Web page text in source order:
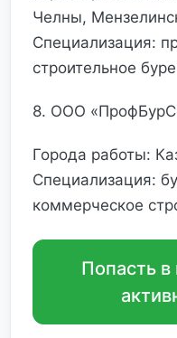
Челны,
Специализация:
строительное
8. ООО
Города работы:
Специализация:
коммерческое
Попасть в